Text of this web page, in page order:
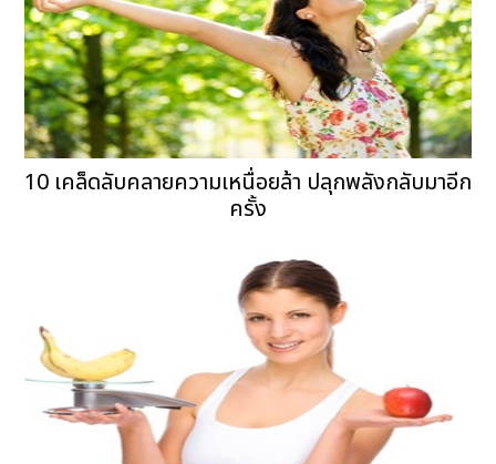
10 เคล็ดลับคลายความเหนื่อยล้า ปลุกพลังกลับมาอีก
ครั้ง